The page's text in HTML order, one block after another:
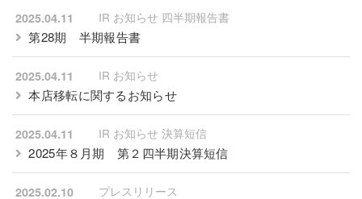
2025.04.11 IR お知らせ 四半期報告書
第28期 半期報告書
2025.04.11 IR お知らせ
本店移転に関するお知らせ
2025.04.11 IR お知らせ 決算短信
2025年８月期 第２四半期決算短信
2025.02.10 プレスリリース